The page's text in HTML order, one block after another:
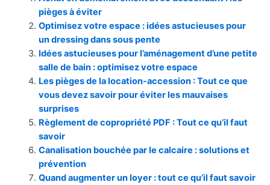
pièges à éviter
Optimisez votre espace : idées astucieuses pour
un dressing dans sous pente
Idées astucieuses pour l’aménagement d’une petite
salle de bain : optimisez votre espace
Les pièges de la location-accession : Tout ce que
vous devez savoir pour éviter les mauvaises
surprises
Règlement de copropriété PDF : Tout ce qu’il faut
savoir
Canalisation bouchée par le calcaire : solutions et
prévention
Quand augmenter un loyer : tout ce qu’il faut savoir